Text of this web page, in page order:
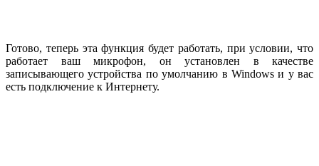
Готово, теперь эта функция будет работать, при условии, что
работает ваш микрофон, он установлен в качестве
записывающего устройства по умолчанию в Windows и у вас
есть подключение к Интернету.